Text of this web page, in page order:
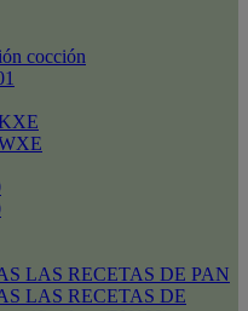
cocción
LAS RECETAS DE PAN
LAS RECETAS DE